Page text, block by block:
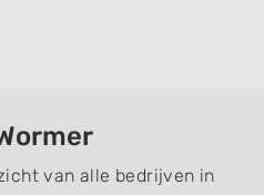
van alle bedrijven in